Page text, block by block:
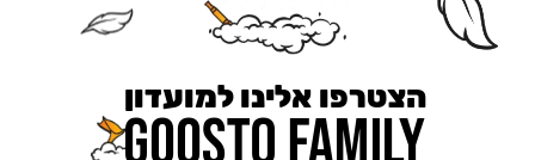
הצטרפו אלינו למועדון